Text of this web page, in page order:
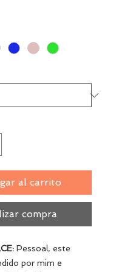
al carrito
compra
Pessoal, este
por mim e